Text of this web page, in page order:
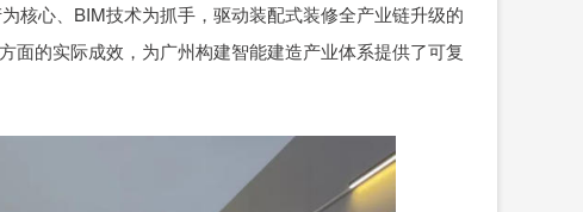
核心、BIM技术为抓手，驱动装配式装修全产业链升级的
面的实际成效，为广州构建智能建造产业体系提供了可复